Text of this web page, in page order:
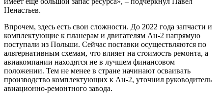
Ненастьев.
Впрочем, здесь есть свои сложности. До 2022 года запчасти и
комплектующие к планерам и двигателям Ан-2 напрямую
поступали из Польши. Сейчас поставки осуществляются по
альтернативным схемам, что влияет на стоимость ремонта, а
авиакомпании находятся не в лучшем финансовом
положении. Тем не менее в стране начинают осваивать
производство комплектующих к Ан-2, уточнил руководитель
авиационно-ремонтного завода.